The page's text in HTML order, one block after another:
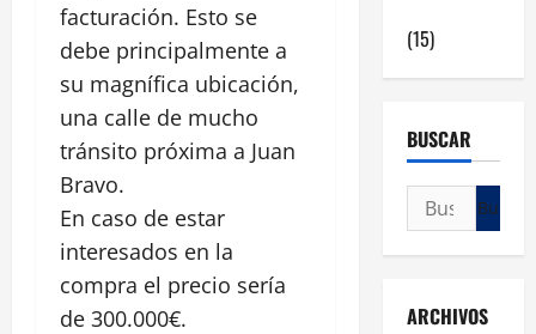
facturación. Esto se
debe principalmente a
su magnífica ubicación,
una calle de mucho
tránsito próxima a Juan
Bravo.
En caso de estar
interesados en la
compra el precio sería
de 300.000€.
(15)
BUSCAR
ARCHIVOS